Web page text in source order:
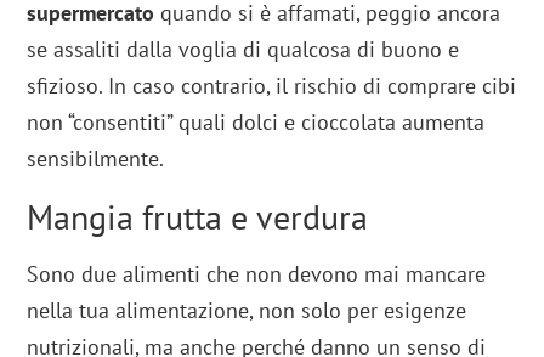
supermercato quando si è affamati, peggio ancora
se assaliti dalla voglia di qualcosa di buono e
sfizioso. In caso contrario, il rischio di comprare cibi
non “consentiti” quali dolci e cioccolata aumenta
sensibilmente.
Mangia frutta e verdura
Sono due alimenti che non devono mai mancare
nella tua alimentazione, non solo per esigenze
nutrizionali, ma anche perché danno un senso di